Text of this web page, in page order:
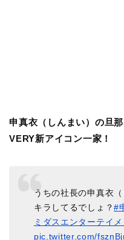
申真衣（しんまい）の旦
VERY新アイコン一家！
うちの社長の申真衣
キラしてるでしょ？#
ミダスエンターテイメ
pic.twitter.com/